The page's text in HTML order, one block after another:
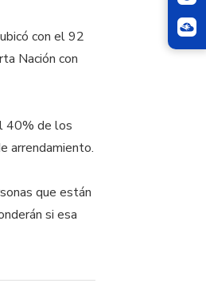
con el 92
Nación con
40% de los
arrendamiento.
que están
si esa